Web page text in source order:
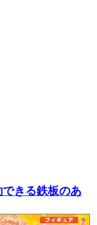
きる鉄板のあ